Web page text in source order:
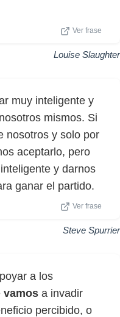
Ver frase
Louise Slaughter
muy inteligente y
mismos. Si
nosotros y solo por
aceptarlo, pero
y darnos
ganar el partido.
Ver frase
Steve Spurrier
a los
vamos a invadir
percibido, o